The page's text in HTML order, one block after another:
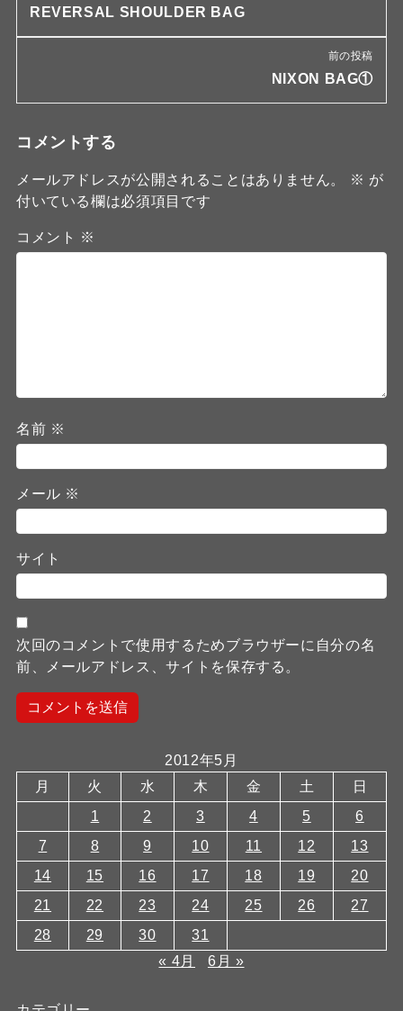
REVERSAL SHOULDER BAG
前の投稿
NIXON BAG①
コメントする
メールアドレスが公開されることはありません。 ※ が
付いている欄は必須項目です
コメント ※
名前 ※
メール ※
サイト
次回のコメントで使用するためブラウザーに自分の名
前、メールアドレス、サイトを保存する。
2012年5月
月
火 水 木 金 土
日
1
2 3 4 5
6
7
8 9 10 11 12
13
14
15 16 17 18 19
20
21
22 23 24 25 26
27
28
29 30
31
« 4月
6月 »